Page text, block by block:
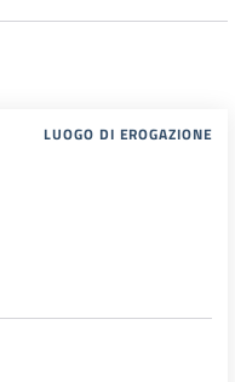
LUOGO DI EROGAZIONE